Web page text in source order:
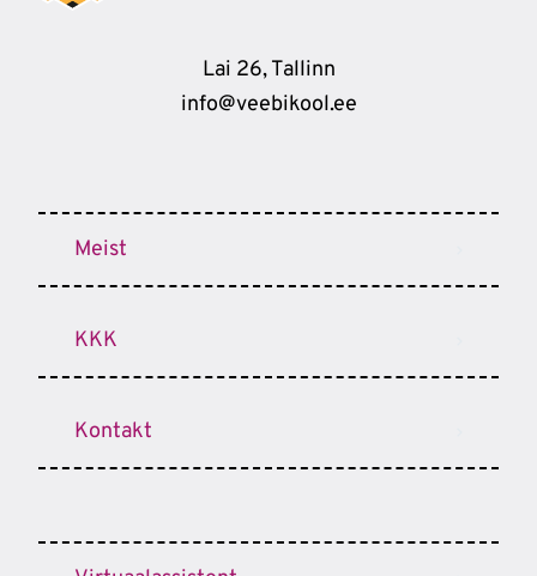
Lai 26, Tallinn
info@veebikool.ee
Meist
KKK
Kontakt